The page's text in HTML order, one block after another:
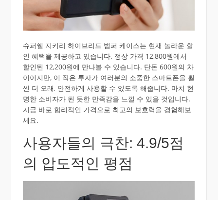
슈퍼쉘 지키리 하이브리드 범퍼 케이스는 현재 놀라운 할
인 혜택을 제공하고 있습니다. 정상 가격 12,800원에서
할인된 12,200원에 만나볼 수 있습니다. 단돈 600원의 차
이이지만, 이 작은 투자가 여러분의 소중한 스마트폰을 훨
씬 더 오래, 안전하게 사용할 수 있도록 해줍니다. 마치 현
명한 소비자가 된 듯한 만족감을 느낄 수 있을 것입니다.
지금 바로 합리적인 가격으로 최고의 보호력을 경험해보
세요.
사용자들의 극찬: 4.9/5점
의 압도적인 평점